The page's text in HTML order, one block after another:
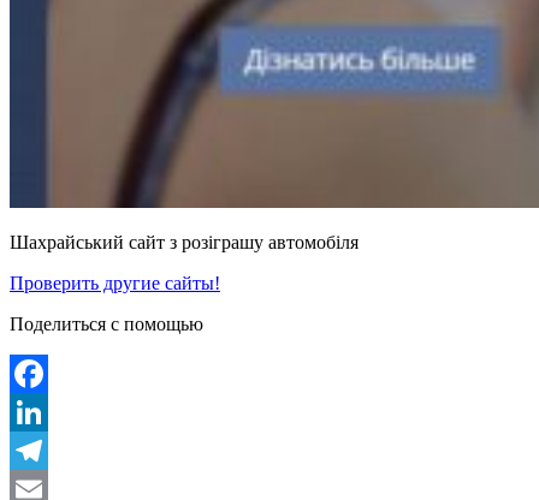
Шахрайський сайт з розіграшу автомобіля
Проверить другие сайты!
Поделиться с помощью
Facebook
LinkedIn
Telegram